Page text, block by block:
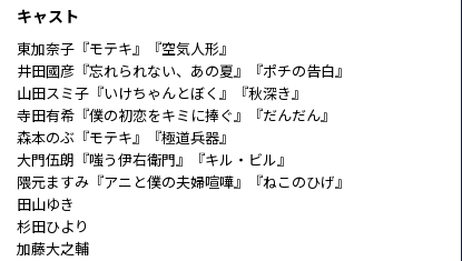
キャスト
東加奈子『モテキ』『空気人形』
井田國彦『忘れられない、あの夏』『ポチの告白』
山田スミ子『いけちゃんとぼく』『秋深き』
寺田有希『僕の初恋をキミに捧ぐ』『だんだん』
森本のぶ『モテキ』『極道兵器』
大門伍朗『嗤う伊右衛門』『キル・ビル』
隈元ますみ『アニと僕の夫婦喧嘩』『ねこのひげ』
田山ゆき
杉田ひより
加藤大之輔